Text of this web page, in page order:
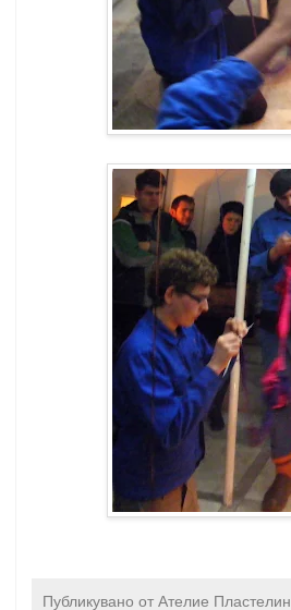
Публикувано от Ателие Пластелин